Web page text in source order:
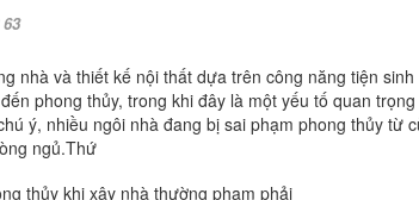
63
nhà và thiết kế nội thất dựa trên công năng tiện sinh
phong thủy, trong khi đây là một yếu tố quan
ý, nhiều ngôi nhà đang bị sai phạm phong thủy từ
ngủ.Thứ